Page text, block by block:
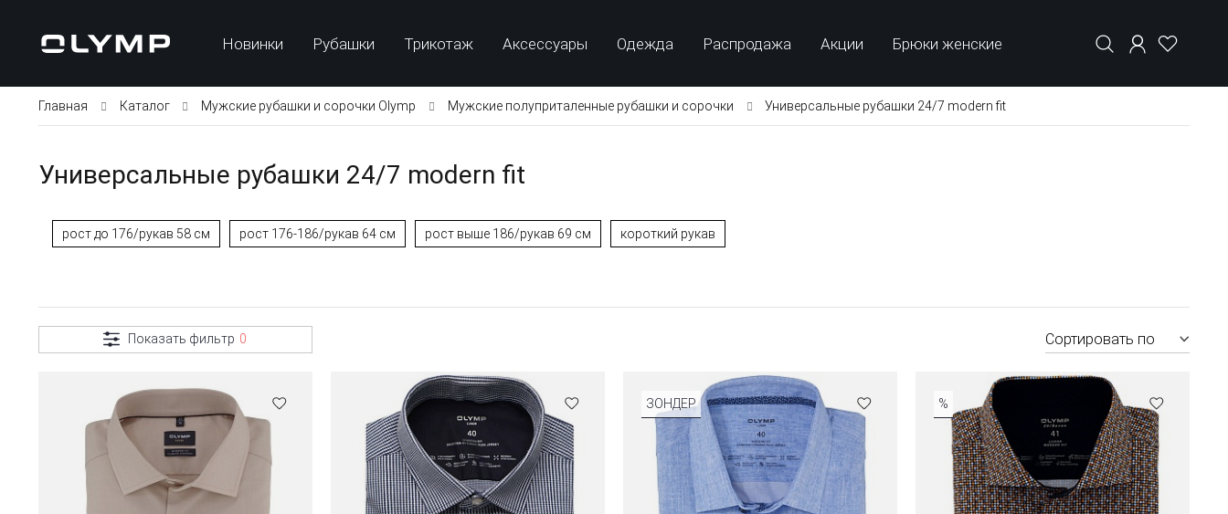
Новинки Рубашки Трикотаж Аксессуары Одежда Распродажа Акции Брюки женские
Главная Каталог Мужские рубашки и сорочки Olymp Мужские полуприталенные рубашки и сорочки Универсальные рубашки 24/7 modern fit
Универсальные рубашки 24/7 modern fit
рост до 176/рукав 58 см рост 176-186/рукав 64 см рост выше 186/рукав 69 см короткий рукав
Показать фильтр 0 Сортировать по
ЗОНДЕР %